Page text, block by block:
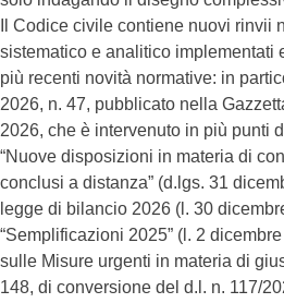
Il Codice civile contiene nuovi rinvii
sistematico e analitico implementati
più recenti novità normative: in
2026, n. 47, pubblicato nella
2026, che è intervenuto in più punti
“Nuove disposizioni in materia di
conclusi a distanza” (d.lgs. 31
legge di bilancio 2026 (l. 30
“Semplificazioni 2025” (l. 2
sulle Misure urgenti in materia di
148, di conversione del d.l. n. 117/